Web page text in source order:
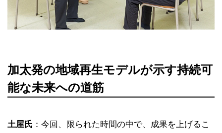
加太発の地域再生モデルが示す持続可
能な未来への道筋
土屋氏 ：今回、限られた時間の中で、成果を上げるこ